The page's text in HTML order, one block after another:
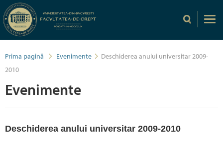
Prima pagină Evenimente
Deschiderea anului universitar 2009-
2010
Evenimente
Deschiderea anului universitar 2009-2010